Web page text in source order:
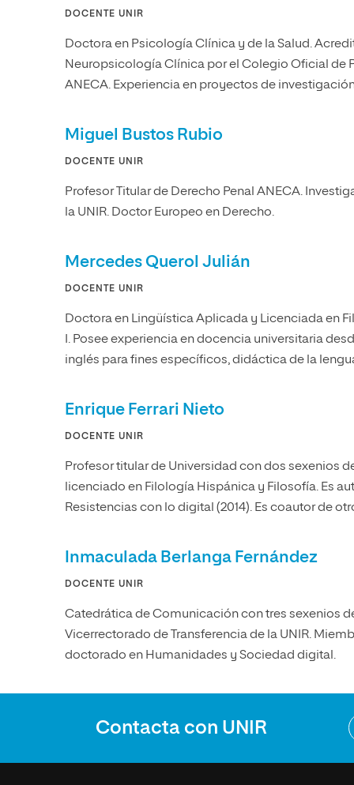
DOCENTE UNIR
Doctora en Psicología Clínica y de la Salud.
Neuropsicología Clínica por el Colegio Oficial de
ANECA. Experiencia en proyectos de
Miguel Bustos Rubio
DOCENTE UNIR
Profesor Titular de Derecho Penal ANECA.
la UNIR. Doctor Europeo en Derecho.
Mercedes Querol Julián
DOCENTE UNIR
Doctora en Lingüística Aplicada y Licenciada en
I. Posee experiencia en docencia universitaria
inglés para fines específicos, didáctica de la
Enrique Ferrari Nieto
DOCENTE UNIR
Profesor titular de Universidad con dos sexenios
licenciado en Filología Hispánica y Filosofía. Es
Resistencias con lo digital (2014). Es coautor de
Inmaculada Berlanga Fernández
DOCENTE UNIR
Catedrática de Comunicación con tres sexenios
Vicerrectorado de Transferencia de la UNIR.
doctorado en Humanidades y Sociedad digital.
Contacta con UNIR